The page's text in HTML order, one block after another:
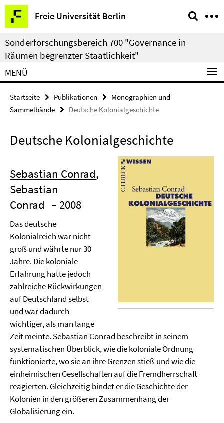
Springe
direkt
zu
Inhalt
Freie Universität Berlin
Service-
Navigation
Sonderforschungsbereich 700 "Governance in
Räumen begrenzter Staatlichkeit"
MENÜ
Startseite Publikationen
Monographien und
Sammelbände
Deutsche Kolonialgeschichte
Deutsche Kolonialgeschichte
Sebastian Conrad,
Sebastian
Conrad – 2008
Das deutsche
Kolonialreich war nicht
groß und währte nur 30
Jahre. Die koloniale
Erfahrung hatte jedoch
zahlreiche Rückwirkungen
auf Deutschland selbst
und war dadurch
wichtiger, als man lange
Zeit meinte. Sebastian Conrad beschreibt in seinem
systematischen Überblick, wie die koloniale Ordnung
funktionierte, wo sie an ihre Grenzen stieß und wie die
einheimischen Gesellschaften auf die Fremdherrschaft
reagierten. Gleichzeitig bindet er die Geschichte der
Kolonien in den größeren Zusammenhang der
Globalisierung ein.